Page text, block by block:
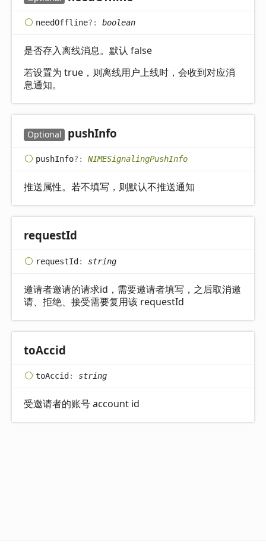
needOffline?: boolean
是否存入离线消息。默认 false
若设置为 true，则离线用户上线时，会收到对应消
息通知。
Optional pushInfo
pushInfo?: NIMESignalingPushInfo
推送属性。若不填写，则默认不推送通知
requestId
requestId: string
邀请者邀请的请求id，需要邀请者填写，之后取消邀
请、拒绝、接受需要复用该 requestId
toAccid
toAccid: string
受邀请者的账号 account id